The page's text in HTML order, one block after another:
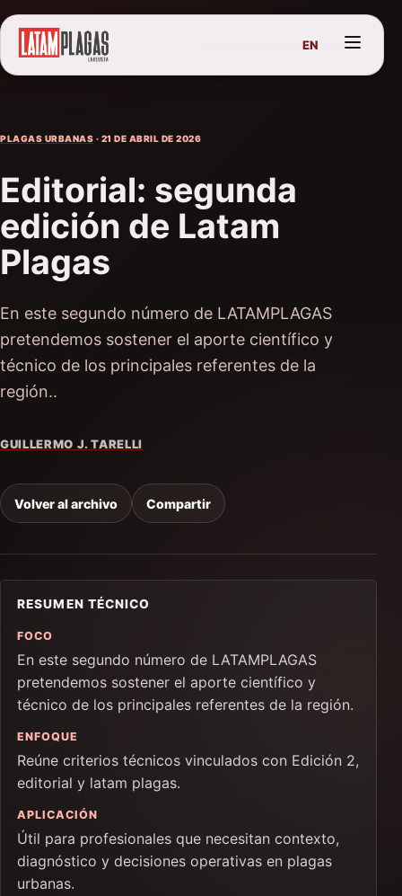
EN
PLAGAS URBANAS · 21 DE ABRIL DE 2026
Editorial: segunda
edición de Latam
Plagas
En este segundo número de LATAMPLAGAS
pretendemos sostener el aporte científico y
técnico de los principales referentes de la
región..
GUILLERMO J. TARELLI
Volver al archivo Compartir
RESUMEN TÉCNICO
FOCO
En este segundo número de LATAMPLAGAS
pretendemos sostener el aporte científico y
técnico de los principales referentes de la región.
ENFOQUE
Reúne criterios técnicos vinculados con Edición 2,
editorial y latam plagas.
APLICACIÓN
Útil para profesionales que necesitan contexto,
diagnóstico y decisiones operativas en plagas
urbanas.